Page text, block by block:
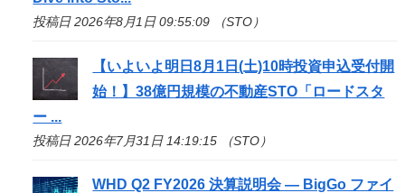
投稿日 2026年8月1日 09:55:09 （STO）
【いよいよ明日8月1日(土)10時投資申込受付開
始！】38億円規模の不動産STO 「ロードスタ
ー ...
投稿日 2026年7月31日 14:19:15 （STO）
WHD Q2 FY2026 決算説明会 — BigGo ファイ